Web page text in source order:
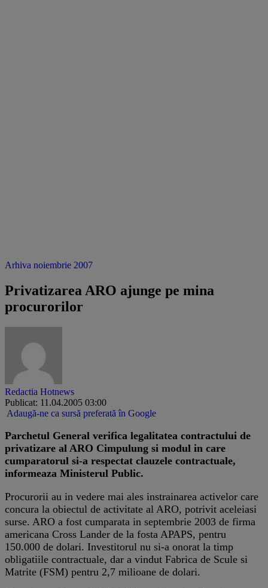
Arhiva noiembrie 2007
Privatizarea ARO ajunge pe mina
procurorilor
Redactia Hotnews
Publicat: 11.04.2005 03:00
Adaugă-ne ca sursă preferată în Google
Parchetul General verifica legalitatea contractului de
privatizare al ARO Cimpulung si modul in care
cumparatorul si-a respectat clauzele contractuale,
informeaza Ministerul Public.
Procurorii au in vedere mai ales instrainarea activelor care
concura la obiectul de activitate al ARO, potrivit aceleiasi
surse. ARO a fost cumparata in septembrie 2003 de firma
americana Cross Lander de la fosta APAPS, pentru
150.000 de dolari. Investitorul nu si-a onorat la timp
obligatiile contractuale, dar a vindut Fabrica de Scule si
Matrite (FSM) pentru 2,7 milioane de dolari.